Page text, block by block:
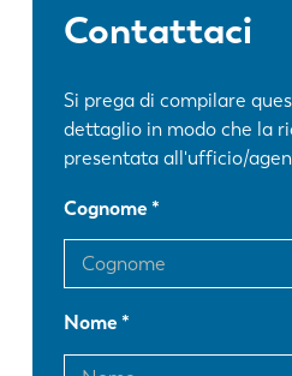
Contattaci
Si prega di compilare
dettaglio in modo che la
presentata all'ufficio/
Cognome
Nome